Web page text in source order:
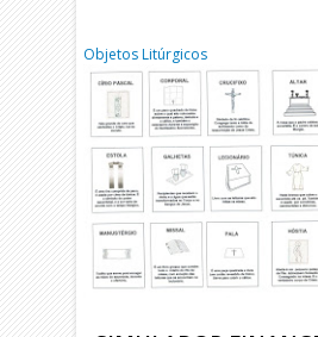
Objetos Litúrgicos